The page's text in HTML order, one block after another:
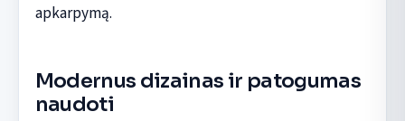
apkarpymą.
Modernus dizainas ir patogumas
naudoti